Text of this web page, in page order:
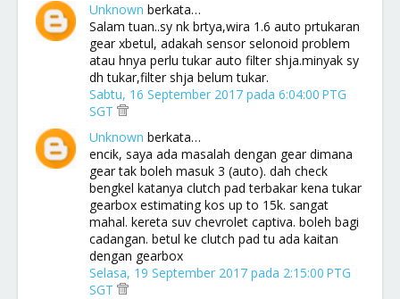
Unknown berkata…
Salam tuan..sy nk brtya,wira 1.6 auto prtukaran
gear xbetul, adakah sensor selonoid problem
atau hnya perlu tukar auto filter shja.minyak sy
dh tukar,filter shja belum tukar.
Sabtu, 16 September 2017 pada 6:04:00 PTG
SGT
Unknown berkata…
encik, saya ada masalah dengan gear dimana
gear tak boleh masuk 3 (auto). dah check
bengkel katanya clutch pad terbakar kena tukar
gearbox estimating kos up to 15k. sangat
mahal. kereta suv chevrolet captiva. boleh bagi
cadangan. betul ke clutch pad tu ada kaitan
dengan gearbox
Selasa, 19 September 2017 pada 2:15:00 PTG
SGT